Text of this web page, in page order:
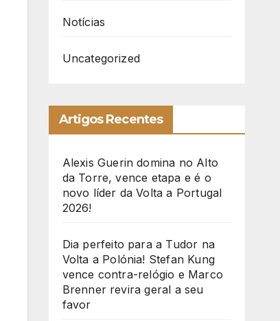
Notícias
Uncategorized
Artigos Recentes
Alexis Guerin domina no Alto
da Torre, vence etapa e é o
novo líder da Volta a Portugal
2026!
Dia perfeito para a Tudor na
Volta a Polónia! Stefan Kung
vence contra-relógio e Marco
Brenner revira geral a seu
favor